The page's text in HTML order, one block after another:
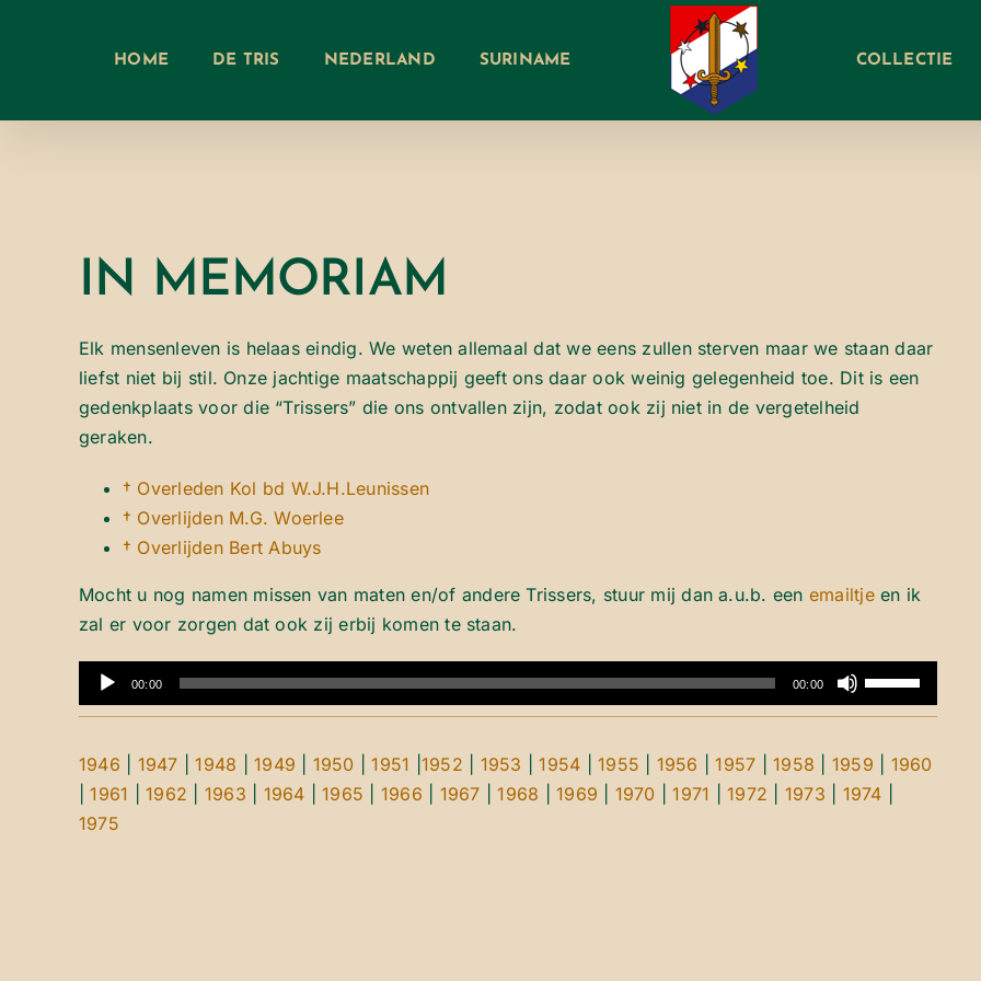
HOME DE TRIS NEDERLAND SURINAME COLLECTIE
IN MEMORIAM
Elk mensenleven is helaas eindig. We weten allemaal dat we eens zullen sterven maar we staan daar
liefst niet bij stil. Onze jachtige maatschappij geeft ons daar ook weinig gelegenheid toe. Dit is een
gedenkplaats voor die “Trissers” die ons ontvallen zijn, zodat ook zij niet in de vergetelheid
geraken.
† Overleden Kol bd W.J.H.Leunissen
† Overlijden M.G. Woerlee
† Overlijden Bert Abuys
Mocht u nog namen missen van maten en/of andere Trissers, stuur mij dan a.u.b. een emailtjeen ik
zal er voor zorgen dat ook zij erbij komen te staan.
Audiospeler
00:00 00:00
Gebruik
Omhoog/
om
het
1946 1947 |1948 |1949 1950 |1951 1952 1953 |1954 |1955 1956 |1957 |1958 1959
1960
|1961 |1962 1963 1964 |1965 1966 1967 |1968 |1969 1970 |1971 |1972 1973 1974
1975